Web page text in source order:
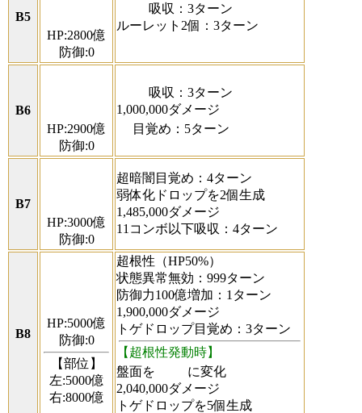
B5
HP:2800億
防御:0
吸収：3ターン
ルーレット2個：3ターン
B6
HP:2900億
防御:0
吸収：3ターン
1,000,000ダメージ
目覚め：5ターン
B7
HP:3000億
防御:0
超暗闇目覚め：4ターン
弱体化ドロップを2個生成
1,485,000ダメージ
11コンボ以下吸収：4ターン
B8
HP:5000億
防御:0
【部位】
左:5000億
右:8000億
超根性（HP50%）
状態異常無効：999ターン
防御力100億増加：1ターン
1,900,000ダメージ
トゲドロップ目覚め：3ターン
【超根性発動時】
盤面を
に変化
2,040,000ダメージ
トゲドロップを5個生成